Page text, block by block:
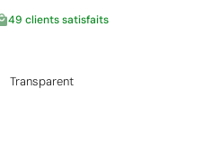
49 clients satisfaits
Transparent